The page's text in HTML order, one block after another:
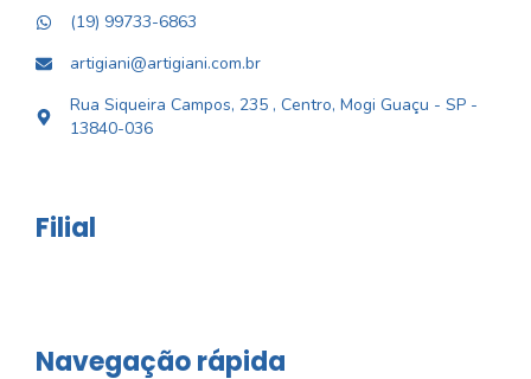
(19) 99733-6863
artigiani@artigiani.com.br
Rua Siqueira Campos, 235 , Centro, Mogi Guaçu - SP -
13840-036
Filial
Navegação rápida